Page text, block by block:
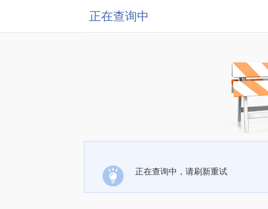
正在查询中
正在查询中，请刷新重试